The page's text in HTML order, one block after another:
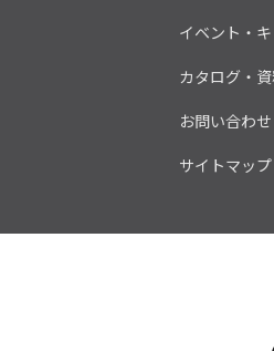
イベント・
カタログ・
お問い合わせ
サイトマップ